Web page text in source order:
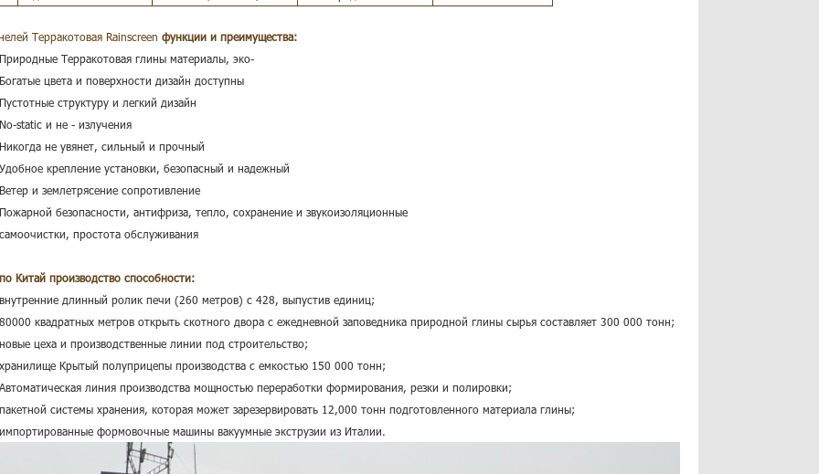
Терракотовая Rainscreen функции и преимущества:
Терракотовая глины материалы, эко-
цвета и поверхности дизайн доступны
структуру и легкий дизайн
static и не - излучения
не увянет, сильный и прочный
крепление установки, безопасный и надежный
и землетрясение сопротивление
безопасности, антифриза, тепло, сохранение и звукоизоляционные
простота обслуживания
Китай производство способности:
длинный ролик печи (260 метров) с 428, выпустив единиц;
квадратных метров открыть скотного двора с ежедневной заповедника природной глины сырья составляет 300 000 тонн;
цеха и производственные линии под строительство;
Крытый полуприцепы производства с емкостью 150 000 тонн;
линия производства мощностью переработки формирования, резки и полировки;
системы хранения, которая может зарезервировать 12,000 тонн подготовленного материала глины;
формовочные машины вакуумные экструзии из Италии.